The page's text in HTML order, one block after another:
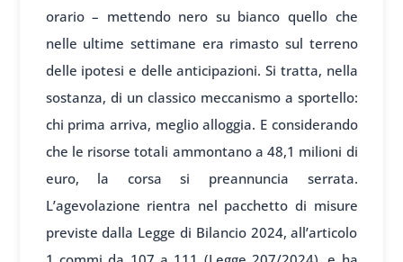
orario – mettendo nero su bianco quello che
nelle ultime settimane era rimasto sul terreno
delle ipotesi e delle anticipazioni. Si tratta, nella
sostanza, di un classico meccanismo a sportello:
chi prima arriva, meglio alloggia. E considerando
che le risorse totali ammontano a 48,1 milioni di
euro, la corsa si preannuncia serrata.
L’agevolazione rientra nel pacchetto di misure
previste dalla Legge di Bilancio 2024, all’articolo